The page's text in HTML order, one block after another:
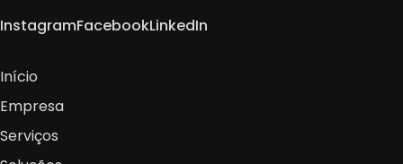
InstagramFacebookLinkedIn
Início
Empresa
Serviços